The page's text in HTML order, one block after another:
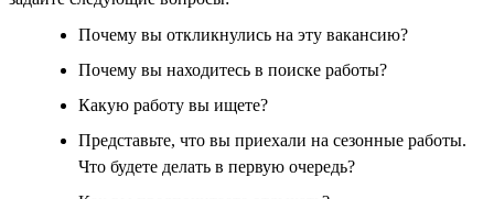
Почему вы откликнулись на эту вакансию?
Почему вы находитесь в поиске работы?
Какую работу вы ищете?
Представьте, что вы приехали на сезонные работы.
Что будете делать в первую очередь?